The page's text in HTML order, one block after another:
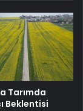
Tarımda
Beklentisi